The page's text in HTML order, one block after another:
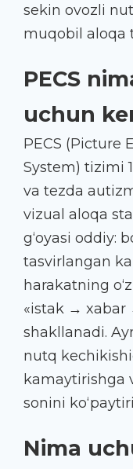
sekin ovozli
muqobil aloqa
PECS
uchun
PECS (Picture
System) tizimi
va tezda
vizual aloqa
g‘oyasi oddiy:
tasvirlangan
harakatning
«istak → xabar
shakllanadi.
nutq
kamaytirishga
sonini
Nima